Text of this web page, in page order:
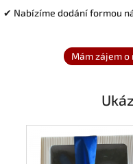
✔ Nabízíme dodání formou